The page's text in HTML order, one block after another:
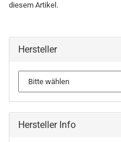
diesem Artikel.
Hersteller
Hersteller Info